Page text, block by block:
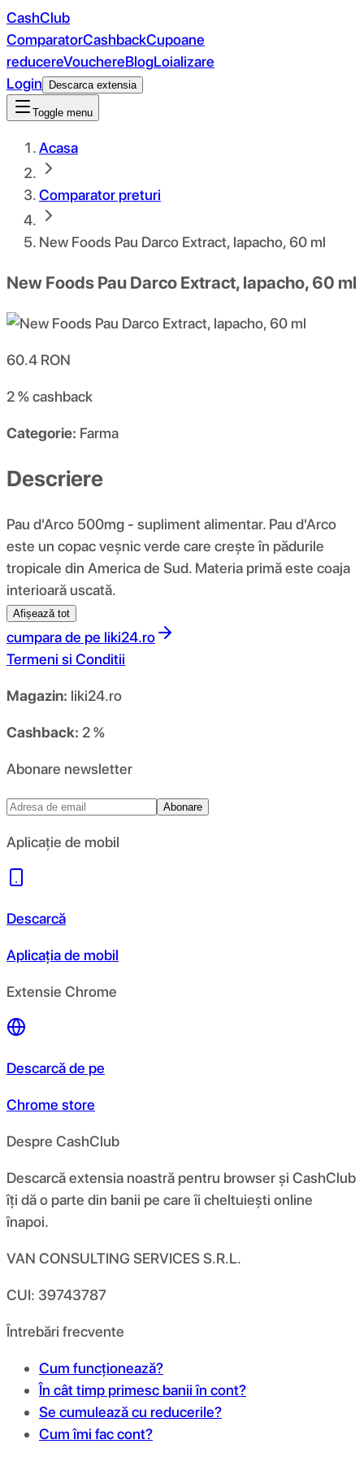
CashClub
ComparatorCashbackCupoane
reducereVouchereBlogLoializare
Login
Descarca extensia
Toggle menu
Acasa
Comparator preturi
New Foods Pau Darco Extract, lapacho, 60 ml
New Foods Pau Darco Extract, lapacho, 60 ml
60.4 RON
2 %cashback
Categorie: Farma
Descriere
Pau d'Arco 500mg - supliment alimentar. Pau d'Arco
este un copac veșnic verde care crește în pădurile
tropicale din America de Sud. Materia primă este coaja
interioară uscată.
Afișează tot
cumpara de pe liki24.ro
Termeni si Conditii
Magazin: liki24.ro
Cashback: 2 %
Abonare newsletter
Abonare
Aplicație de mobil
Descarcă
Aplicația de mobil
Extensie Chrome
Descarcă de pe
Chrome store
Despre CashClub
Descarcă extensia noastră pentru browser și CashClub
îți dă o parte din banii pe care îi cheltuiești online
înapoi.
VAN CONSULTING SERVICES S.R.L.
CUI: 39743787
Întrebări frecvente
Cum funcționează?
În cât timp primesc banii în cont?
Se cumulează cu reducerile?
Cum îmi fac cont?